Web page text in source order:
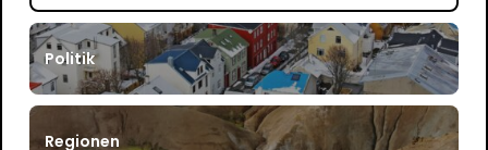
Politik
Regionen